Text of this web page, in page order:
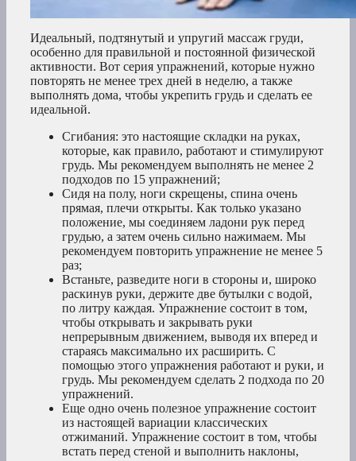
Идеальный, подтянутый и упругий массаж груди,
особенно для правильной и постоянной физической
активности. Вот серия упражнений, которые нужно
повторять не менее трех дней в неделю, а также
выполнять дома, чтобы укрепить грудь и сделать ее
идеальной.
Сгибания: это настоящие складки на руках,
которые, как правило, работают и стимулируют
грудь. Мы рекомендуем выполнять не менее 2
подходов по 15 упражнений;
Сидя на полу, ноги скрещены, спина очень
прямая, плечи открыты. Как только указано
положение, мы соединяем ладони рук перед
грудью, а затем очень сильно нажимаем. Мы
рекомендуем повторить упражнение не менее 5
раз;
Встаньте, разведите ноги в стороны и, широко
раскинув руки, держите две бутылки с водой,
по литру каждая. Упражнение состоит в том,
чтобы открывать и закрывать руки
непрерывным движением, выводя их вперед и
стараясь максимально их расширить. С
помощью этого упражнения работают и руки, и
грудь. Мы рекомендуем сделать 2 подхода по 20
упражнений.
Еще одно очень полезное упражнение состоит
из настоящей вариации классических
отжиманий. Упражнение состоит в том, чтобы
встать перед стеной и выполнить наклоны,